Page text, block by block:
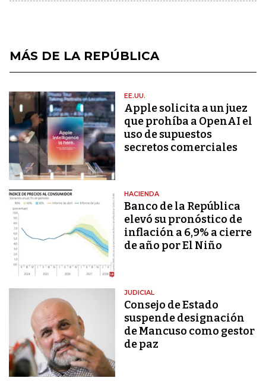
MÁS DE LA REPÚBLICA
EE.UU.
Apple solicita a un juez
que prohíba a OpenAI el
uso de supuestos
secretos comerciales
HACIENDA
Banco de la República
elevó su pronóstico de
inflación a 6,9% a cierre
de año por El Niño
JUDICIAL
Consejo de Estado
suspende designación
de Mancuso como gestor
de paz